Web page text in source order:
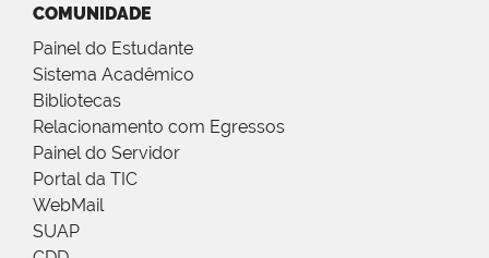
COMUNIDADE
Painel do Estudante
Sistema Acadêmico
Bibliotecas
Relacionamento com Egressos
Painel do Servidor
Portal da TIC
WebMail
SUAP